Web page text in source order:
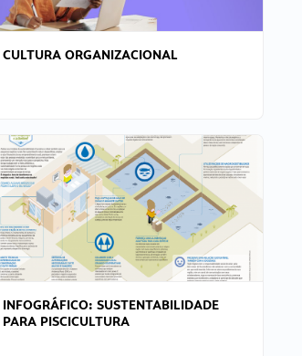
CULTURA ORGANIZACIONAL
INFOGRÁFICO: SUSTENTABILIDADE
PARA PISCICULTURA